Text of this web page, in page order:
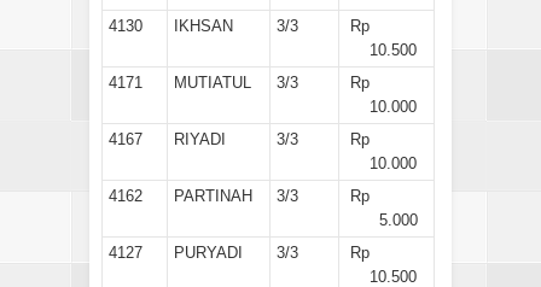
4130
IKHSAN 3/3
Rp
10.500
4171
MUTIATUL 3/3
Rp
10.000
4167
RIYADI 3/3
Rp
10.000
4162
PARTINAH 3/3
Rp
5.000
4127
PURYADI 3/3
Rp
10.500